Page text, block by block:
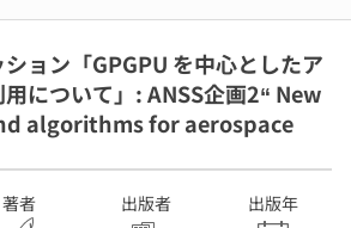
ョン「GPGPU を中心としたア
について」: ANSS企画2“ New
algorithms for aerospace
著者 出版者 出版年